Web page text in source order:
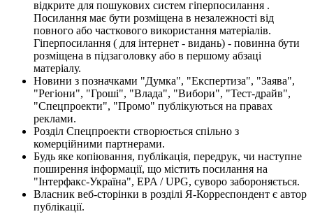
відкрите для пошукових систем гіперпосилання .
Посилання має бути розміщена в незалежності від
повного або часткового використання матеріалів.
Гіперпосилання ( для інтернет - видань) - повинна бути
розміщена в підзаголовку або в першому абзаці
матеріалу.
Новини з позначками "Думка", "Експертиза", "Заява",
"Регіони", "Гроші", "Влада", "Вибори", "Тест-драйв",
"Спецпроекти", "Промо" публікуються на правах
реклами.
Розділ Спецпроекти створюється спільно з
комерційними партнерами.
Будь яке копіювання, публікація, передрук, чи наступне
поширення інформації, що містить посилання на
"Інтерфакс-Україна", EPA / UPG, суворо забороняється.
Власник веб-сторінки в розділі Я-Корреспондент є автор
публікації.